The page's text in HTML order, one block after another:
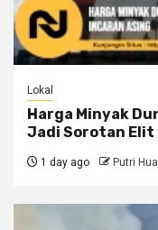
Lokal
Harga Minyak
Jadi Sorotan Elit
1 day ago Putri